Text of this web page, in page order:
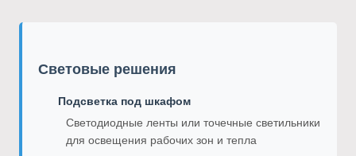
Световые решения
Подсветка под шкафом
Светодиодные ленты или точечные светильники
для освещения рабочих зон и тепла